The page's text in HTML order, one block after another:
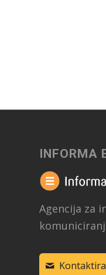
INFORMA
Agencija za